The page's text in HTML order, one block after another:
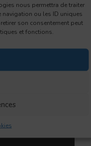
nous permettra de traiter
ou les ID uniques
son consentement peut
et fonctions.